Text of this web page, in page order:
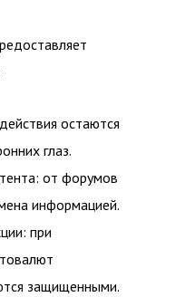
остаются
глаз.
от форумов
информацией.
при
защищенными.